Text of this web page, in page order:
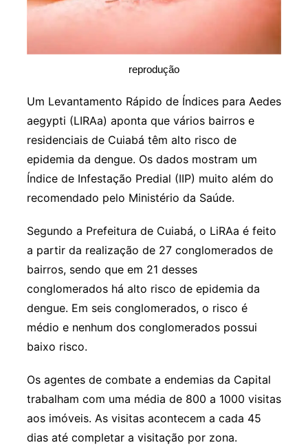
reprodução
Um Levantamento Rápido de Índices para Aedes
aegypti (LIRAa) aponta que vários bairros e
residenciais de Cuiabá têm alto risco de
epidemia da dengue. Os dados mostram um
Índice de Infestação Predial (IIP) muito além do
recomendado pelo Ministério da Saúde.
Segundo a Prefeitura de Cuiabá, o LiRAa é feito
a partir da realização de 27 conglomerados de
bairros, sendo que em 21 desses
conglomerados há alto risco de epidemia da
dengue. Em seis conglomerados, o risco é
médio e nenhum dos conglomerados possui
baixo risco.
Os agentes de combate a endemias da Capital
trabalham com uma média de 800 a 1000 visitas
aos imóveis. As visitas acontecem a cada 45
dias até completar a visitação por zona.